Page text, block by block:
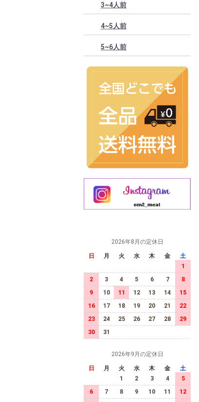
3~4人前
4~5人前
5~6人前
2026年8月の定休日
日 月 火 水 木 金
土
1
2
3 4 5 6 7
8
9
10 11 12 13 14
15
16
17 18 19 20 21
22
23
24 25 26 27 28
29
30
31
2026年9月の定休日
日 月 火 水 木 金
土
1
2 3 4
5
6
7 8 9 10 11
12